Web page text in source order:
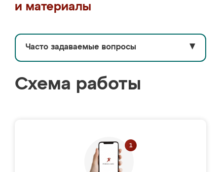
и материалы
Часто задаваемые вопросы ▼
Схема работы